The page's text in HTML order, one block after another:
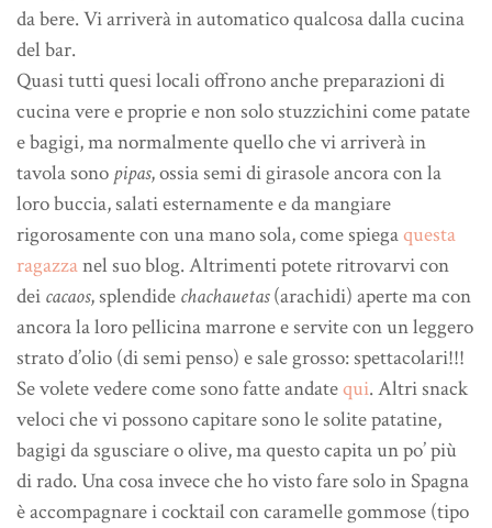
da bere. Vi arriverà in automatico qualcosa dalla cucina
del bar.
Quasi tutti quesi locali offrono anche preparazioni di
cucina vere e proprie e non solo stuzzichini come patate
e bagigi, ma normalmente quello che vi arriverà in
tavola sono pipas, ossia semi di girasole ancora con la
loro buccia, salati esternamente e da mangiare
rigorosamente con una mano sola, come spiegaquesta
ragazzanel suo blog. Altrimenti potete ritrovarvi con
dei cacaos, splendide chachauetas(arachidi) aperte ma con
ancora la loro pellicina marrone e servite con un leggero
strato d’olio (di semi penso) e sale grosso: spettacolari!!!
Se volete vedere come sono fatte andatequi. Altri snack
veloci che vi possono capitare sono le solite patatine,
bagigi da sgusciare o olive, ma questo capita un po’ più
di rado. Una cosa invece che ho visto fare solo in Spagna
è accompagnare i cocktail con caramelle gommose (tipo